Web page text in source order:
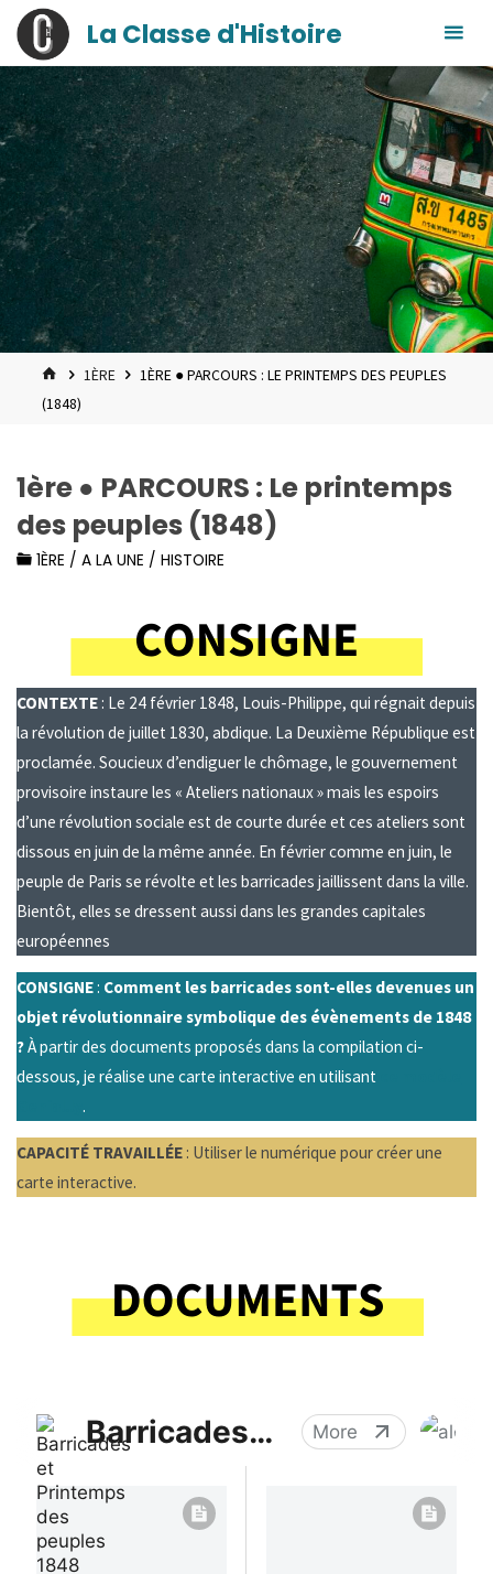
Skip
content
principal
La Classe d'Histoire
HOME1ÈRE
1ÈRE ● PARCOURS : LE PRINTEMPS DES PEUPLES
(1848)
1ère ● PARCOURS : Le printemps
des peuples (1848)
1ÈRE / A LA UNE / HISTOIRE
CONTEXTE : Le 24 février 1848, Louis-Philippe, qui régnait depuis
la révolution de juillet 1830, abdique. La Deuxième République est
proclamée. Soucieux d’endiguer le chômage, le gouvernement
provisoire instaure les « Ateliers nationaux » mais les espoirs
d’une révolution sociale est de courte durée et ces ateliers sont
dissous en juin de la même année. En février comme en juin, le
peuple de Paris se révolte et les barricades jaillissent dans la ville.
Bientôt, elles se dressent aussi dans les grandes capitales
européennes
CONSIGNE: Comment les barricades sont-elles devenues un
objet révolutionnaire symbolique des évènements de 1848
?À partir des documents proposés dans la compilation ci-
dessous, je réalise une carte interactive en utilisant
.
CAPACITÉ TRAVAILLÉE : Utiliser le numérique pour créer une
carte interactive.